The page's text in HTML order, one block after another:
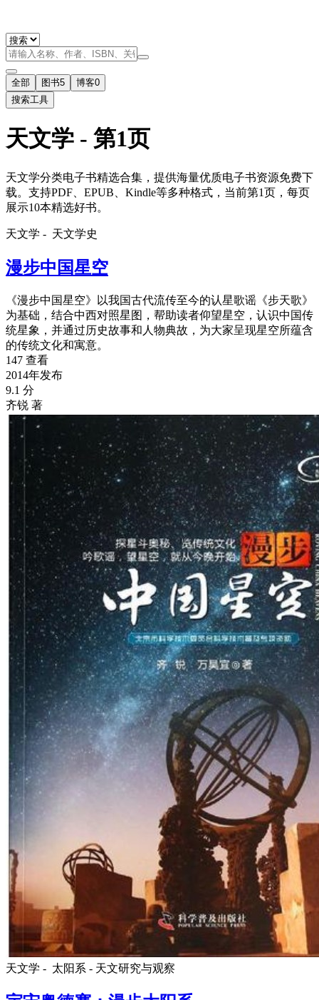
全部 图书5 博客0
搜索工具
天文学 - 第1页
天文学分类电子书精选合集，提供海量优质电子书资源免费下
载。支持PDF、EPUB、Kindle等多种格式，当前第1页，每页
展示10本精选好书。
天文学 - 天文学史
漫步中国星空
《漫步中国星空》以我国古代流传至今的认星歌谣《步天歌》
为基础，结合中西对照星图，帮助读者仰望星空，认识中国传
统星象，并通过历史故事和人物典故，为大家呈现星空所蕴含
的传统文化和寓意。
147 查看
2014年发布
9.1 分
齐锐 著
天文学 - 太阳系 - 天文研究与观察